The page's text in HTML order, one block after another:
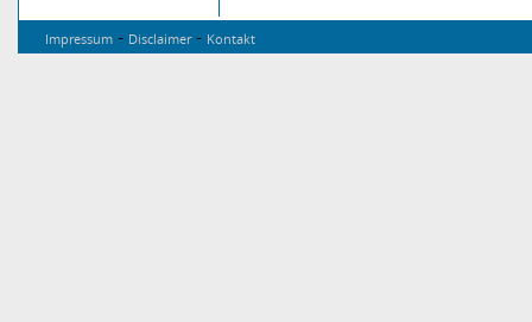
Impressum - Disclaimer- Kontakt